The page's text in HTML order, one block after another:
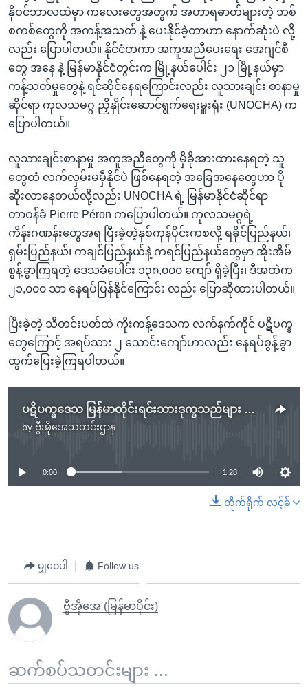
နိုဝင်ဘာလထဲမှာ ကလေးတွေအတွက် အဟာရဓာတ်များတဲ့ ဘစ်
စကစ်တွေကို အကန့်အသတ် နဲ့ ပေးနိုင်ခဲ့တာဟာ နောက်ဆုံးပဲ လို့
လည်း ပြောပါတယ်။ နိုင်ငံတကာ အကူအညီပေးရေး အေဂျင်စီ
တွေ အနေ နဲ့ မြန်မာနိုင်ငံတွင်းက မြို့နယ်ပေါင်း ၂၁ မြို့နယ်မှာ
ကန့်သတ်မှုတွေနဲ့ ရင်ဆိုင်နေရကြောင်းလည်း လူသားချင်း စာနာမှု
ဆိုင်ရာ ကုလသမဂ္ဂ ညှိနှိုင်းဆောင်ရွက်ရေးမှူးရုံး (UNOCHA) က
ပြောပါတယ်။
လူသားချင်းစာနာမှု အကူအညီတွေကို မှီခိုအားထားနေရတဲ့ သူ
တွေထံ လက်လှမ်းမမှီနိုင်ပဲ ဖြစ်နေရတဲ့ အခြေအနေတွေဟာ ပို
ဆိုးလာနေတယ်လို့လည်း UNOCHA ရဲ့ မြန်မာနိုင်ငံဆိုင်ရာ
တာဝန်ခံ Pierre Péron ကပြောပါတယ်။ ကုလသမဂ္ဂရဲ့
ကိန်းဂဏန်းတွေအရ ပြီးခဲ့တဲ့နှစ်ကုန်ပိုင်းကစလို့ ရခိုင်ပြည်နယ်၊
ရှမ်းပြည်နယ်၊ ကချင်ပြည်နယ်နဲ့ ကရင်ပြည်နယ်တွေမှာ အိုးအိမ်
စွန့်ခွာကြရတဲ့ ဒေသခံပေါင်း ၁၃၈,၀၀၀ ကျော် ရှိခဲ့ပြီး၊ ဒီအထဲက
၂၁,၀၀၀ သာ နေရပ်ပြန်နိုင်ကြောင်း လည်း ပြောဆိုထားပါတယ်။
ပြီးခဲ့တဲ့ သီတင်းပတ်ထဲ ကိုးကန့်ဒေသက လက်နက်ကိုင် ပဋိပက္ခ
တွေကြောင့် အရပ်သား ၂ သောင်းကျော်ဟာလည်း နေရပ်စွန့်ခွာ
ထွက်ပြေးခဲ့ကြရပါတယ်။
ပဋိပက္ခဒေသ မြန်မာတိုင်းရင်းသားဒုက္ခသည်များ အကူအညီမလုံလောက်
by ဗွီအိုအေသတင်းဌာန
No media source currently available
0:00 1:28
တိုက်ရိုက် လင့်ခ်
မျှဝေပါ Follow us
ဗွီအိုအေ (မြန်မာပိုင်း)
ဆက်စပ်သတင်းများ ...